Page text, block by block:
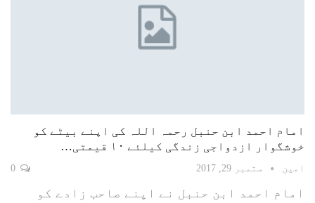
امام احمد ابن حنبل رحمہ اللہ کی اپنے بیٹے کو
خوشگوار ازدواجی زندگی کیلئے ۱۰ قیمتی…
امین ستمبر 29, 2017
امام احمد ابن حنبل نے اپنے صاحب زادے کو